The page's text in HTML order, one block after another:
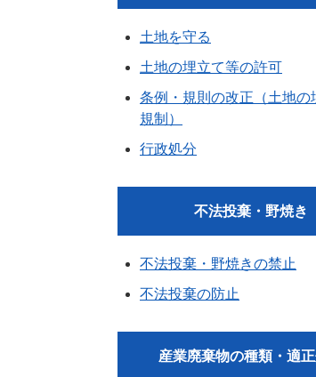
土地を守る
土地の埋立て等の許可
条例・規則の改正（土地の
規制）
行政処分
不法投棄・野焼き
不法投棄・野焼きの禁止
不法投棄の防止
産業廃棄物の種類・適